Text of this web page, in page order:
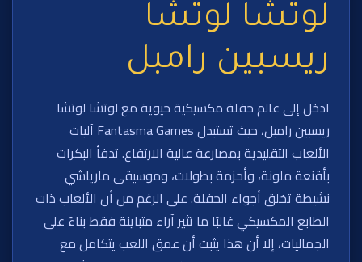
لوتشا لوتشا
ريسبين رامبل
ادخل إلى عالم حفلة مكسيكية حيوية مع لوتشا لوتشا
ريسبين رامبل، حيث تستبدل Fantasma Games آليات
الألعاب التقليدية بمصارعة عالية الارتفاع. تدفأ البكرات
بأقنعة ملونة، وأحزمة بطولات، وموسيقى مارياشي
نشيطة تخلق أجواء الحفلة. على الرغم من أن الألعاب ذات
الطابع المكسيكي غالبًا ما تثير آراء متباينة فقط بناءً على
الجماليات، إلا أن هذا يثبت أن عمق اللعب يتكامل مع